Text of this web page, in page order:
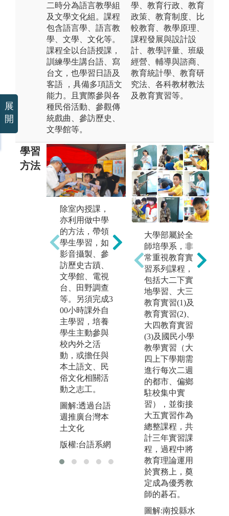
二時分為語言教學組
及文學文化組。課程
包含語言學、語言教
學、文學、文化等。
課程全以台語授課，
訓練學生講台語、寫
台文，也學習日語及
客語 ，具備多項語文
能力。且實際參與各
種民俗活動、參觀傳
統戲曲、參訪歷史、
文學館等。
學、教育行政、教育
政策、教育制度、比
較教育、教學原理、
課程發展與設計設
計、教學評量、班級
經營、輔導與諮商、
教育統計學、教育研
究法、各科教材教法
及教育實習等。
學習
方法
除室內授課，
亦利用做中學
的方法，帶領
學生學習，如
影音攝製、參
訪歷史古蹟、
文學館、電視
台、田野調查
等。另須完成3
00小時課外自
主學習，培養
學生主動參與
校內外之活
動，或擔任與
本土語文、民
俗文化相關活
動之志工。
圖解:透過台語
週推廣台灣本
土文化
版權:台語系網
學生在大四
時，須獨自或
畢業作品，作
為四年學習的
總結。作品可
以一個人獨自
完成或至多四
個人一組，在
指導教授的帶
領下完成。
學生在畢業前
須通過三項語
言檢定，台語
檢定中高級、
客語初級、日
語新制N5之檢
定。
圖解:學生畢業
作品發表會
版權:台語系網
大學部屬於全
師培學系，非
常重視教育實
習系列課程，
包括大二下實
地學習、大三
教育實習(1)及
教育實習(2)、
大四教育實習
(3)及國民小學
教學實習（大
四上下學期需
進行每次二週
的都市、偏鄉
駐校集中實
習），並銜接
大五實習作為
總整課程，共
計三年實習課
程，過程中將
教育理論運用
於實務上，奠
定成為優秀教
師的碁石。
圖解:南投縣水
展
開